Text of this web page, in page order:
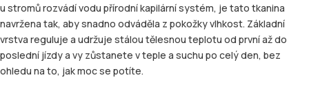
u stromů rozvádí vodu přírodní kapilární systém, je tato tkanina
navržena tak, aby snadno odváděla z pokožky vlhkost. Základní
vrstva reguluje a udržuje stálou tělesnou teplotu od první až do
poslední jízdy a vy zůstanete v teple a suchu po celý den, bez
ohledu na to, jak moc se potíte.